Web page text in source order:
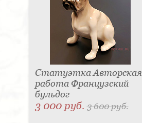
Статуэтка Авторская
работа Французский
бульдог
3 000 руб.3 600 руб.